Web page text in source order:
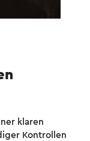
klaren
Kontrollen